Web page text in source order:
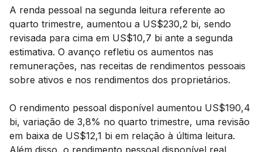
A renda pessoal na segunda leitura referente ao
quarto trimestre, aumentou a US$230,2 bi, sendo
revisada para cima em US$10,7 bi ante a segunda
estimativa. O avanço refletiu os aumentos nas
remunerações, nas receitas de rendimentos pessoais
sobre ativos e nos rendimentos dos proprietários.
O rendimento pessoal disponível aumentou US$190,4
bi, variação de 3,8% no quarto trimestre, uma revisão
em baixa de US$12,1 bi em relação à última leitura.